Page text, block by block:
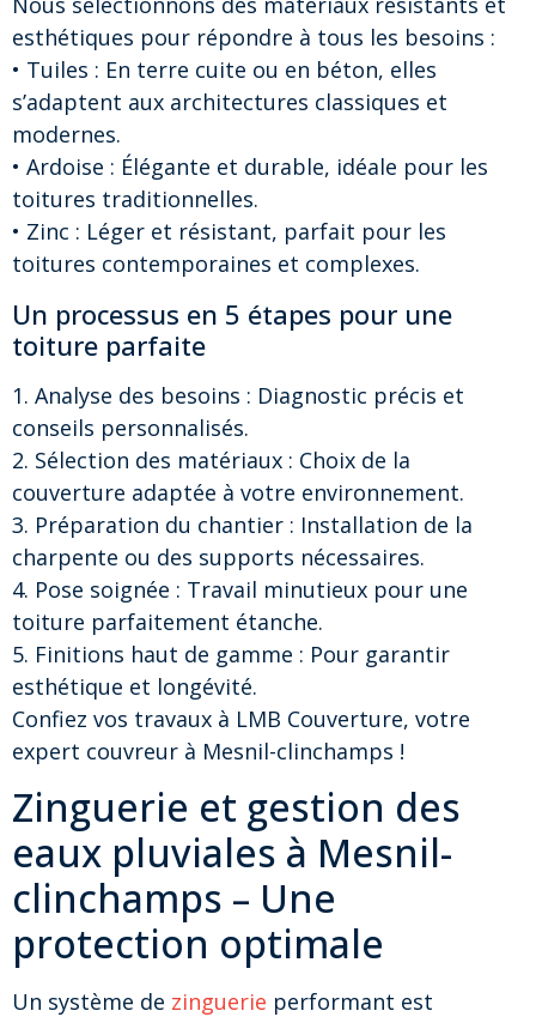
esthétiques pour répondre à tous les besoins :
• Tuiles : En terre cuite ou en béton, elles
s’adaptent aux architectures classiques et
modernes.
• Ardoise : Élégante et durable, idéale pour les
toitures traditionnelles.
• Zinc : Léger et résistant, parfait pour les
toitures contemporaines et complexes.
Un processus en 5 étapes pour une
toiture parfaite
1. Analyse des besoins : Diagnostic précis et
conseils personnalisés.
2. Sélection des matériaux : Choix de la
couverture adaptée à votre environnement.
3. Préparation du chantier : Installation de la
charpente ou des supports nécessaires.
4. Pose soignée : Travail minutieux pour une
toiture parfaitement étanche.
5. Finitions haut de gamme : Pour garantir
esthétique et longévité.
Confiez vos travaux à LMB Couverture, votre
expert couvreur à Mesnil-clinchamps !
Zinguerie et gestion des
eaux pluviales à Mesnil-
clinchamps – Une
protection optimale
Un système de zinguerie performant est